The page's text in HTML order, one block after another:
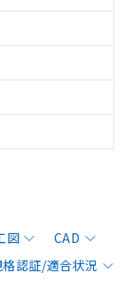
図
CAD
格認証/適合状況